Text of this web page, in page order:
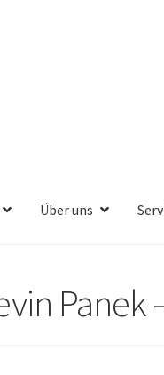
Über uns
Panek